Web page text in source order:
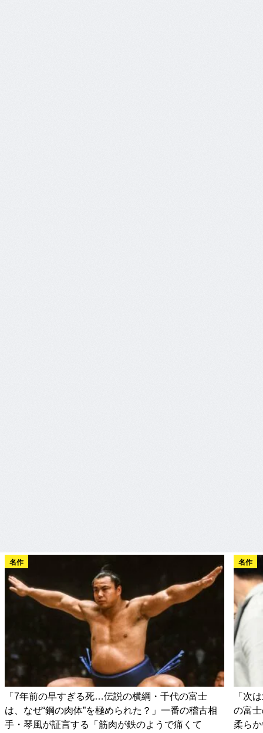
名作
「7年前の早すぎる死…伝説の横綱・千代の富士
は、なぜ“鋼の肉体”を極められた？」一番の稽古相
手・琴風が証言する「筋肉が鉄のようで痛くて
名作
「次
の富
柔ら